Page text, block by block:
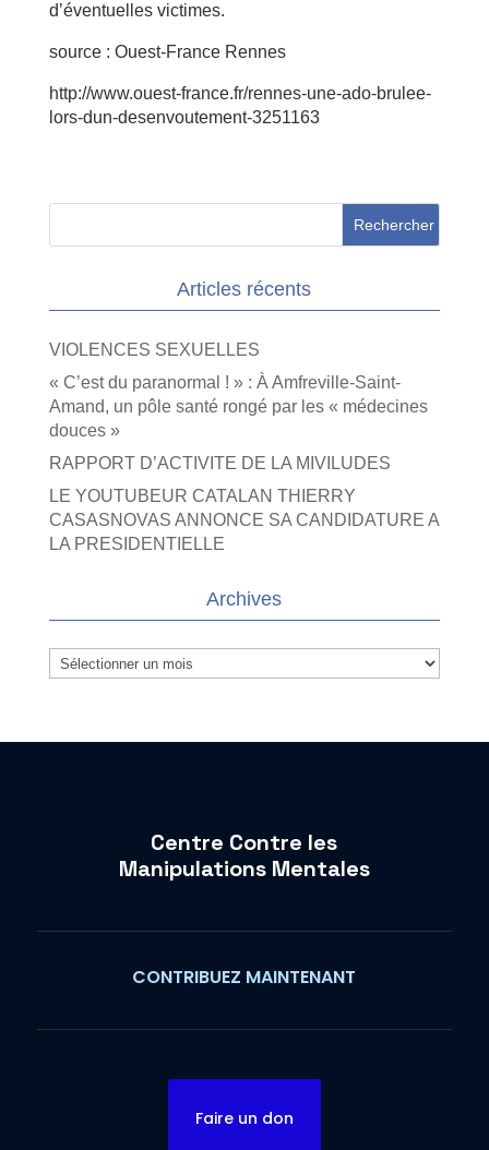
d’éventuelles victimes.
source : Ouest-France Rennes
http://www.ouest-france.fr/rennes-une-ado-brulee-
lors-dun-desenvoutement-3251163
Articles récents
VIOLENCES SEXUELLES
« C’est du paranormal ! » : À Amfreville-Saint-
Amand, un pôle santé rongé par les « médecines
douces »
RAPPORT D’ACTIVITE DE LA MIVILUDES
LE YOUTUBEUR CATALAN THIERRY
CASASNOVAS ANNONCE SA CANDIDATURE A
LA PRESIDENTIELLE
Archives
Archives
Centre Contre les
Manipulations Mentales
CONTRIBUEZ MAINTENANT
Faire un don